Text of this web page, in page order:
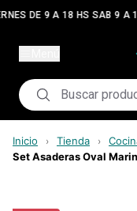
DE 9 A 18 HS SAB 9 A
Inicio › Tienda ›
Set Asaderas Oval